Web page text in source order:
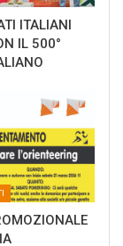
ITALIANI
IL 500°